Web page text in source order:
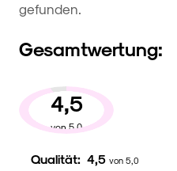
gefunden.
Gesamtwertung:
4,5
von 5,0
Qualität: 4,5 von 5,0